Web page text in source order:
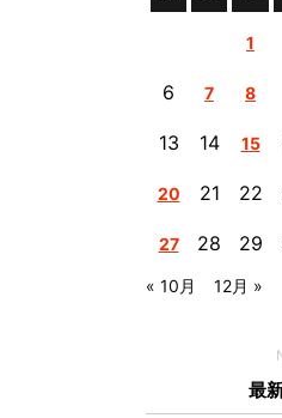
1
6 7 8
13 14 15
20 21 22
27 28 29
« 10月 12月 »
最